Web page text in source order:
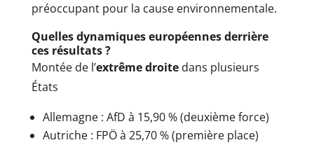
préoccupant pour la cause environnementale.
Quelles dynamiques européennes derrière
ces résultats ?
Montée de l’extrême droitedans plusieurs
États
Allemagne : AfD à 15,90 % (deuxième force)
Autriche : FPÖ à 25,70 % (première place)